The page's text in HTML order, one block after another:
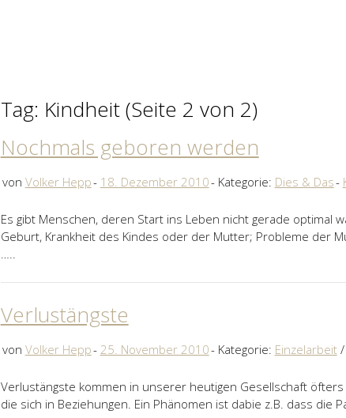
Tag: Kindheit(Seite 2 von 2)
Nochmals geboren werden
von Volker Hepp 18. Dezember 2010 Kategorie: Dies & Das
Es gibt Menschen, deren Start ins Leben nicht gerade optimal
Geburt, Krankheit des Kindes oder der Mutter; Probleme der
…..
Verlustängste
von Volker Hepp 25. November 2010 Kategorie: Einzelarbeit/
Verlustängste kommen in unserer heutigen Gesellschaft
die sich in Beziehungen. Ein Phänomen ist dabie z.B. dass die